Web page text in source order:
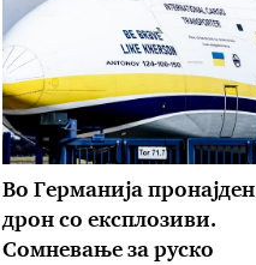
Во Германија пронајден
дрон со експлозиви.
Сомневање за руско